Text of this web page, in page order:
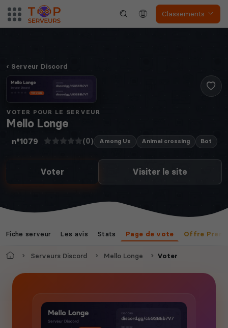
Classements
Serveur Discord
VOTER POUR LE SERVEUR
Mello Longe
n°1079 (0) Among Us Animal crossing Bot
Voter Visiter le site
Fiche serveur Les avis Stats Page de vote Offre
AccueilServeurs Discord Mello Longe Voter